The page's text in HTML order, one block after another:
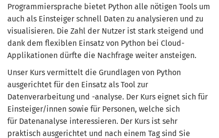
Programmiersprache bietet Python alle nötigen Tools um
auch als Einsteiger schnell Daten zu analysieren und zu
visualisieren. Die Zahl der Nutzer ist stark steigend und
dank dem flexiblen Einsatz von Python bei Cloud-
Applikationen dürfte die Nachfrage weiter ansteigen.
Unser Kurs vermittelt die Grundlagen von Python
ausgerichtet für den Einsatz als Tool zur
Datenverarbeitung und -analyse. Der Kurs eignet sich für
Einsteiger/innen sowie für Personen, welche sich
für Datenanalyse interessieren. Der Kurs ist sehr
praktisch ausgerichtet und nach einem Tag sind Sie